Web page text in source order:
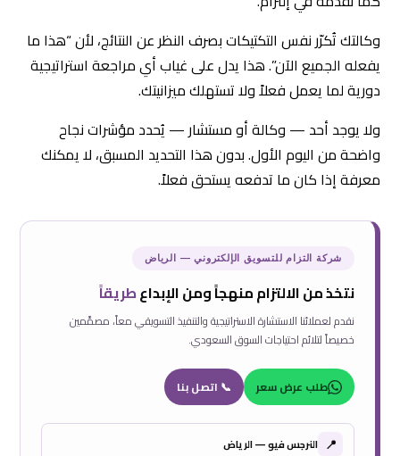
وكالتك تُكرّر نفس التكتيكات بصرف النظر عن النتائج، لأن “هذا ما
يفعله الجميع الآن”. هذا يدل على غياب أي مراجعة استراتيجية
دورية لما يعمل فعلاً ولا تستهلك ميزانيتك.
ولا يوجد أحد — وكالة أو مستشار — يُحدد مؤشرات نجاح
واضحة من اليوم الأول. بدون هذا التحديد المسبق، لا يمكنك
معرفة إذا كان ما تدفعه يستحق فعلاً.
شركة التزام للتسويق الإلكتروني — الرياض
نتخذ من الالتزام منهجاً ومن الإبداعطريقاً
نقدم لعملائنا الاستشارة الاستراتيجية والتنفيذ التسويقي معاً، مصمَّمين
خصيصاً لتلائم احتياجات السوق السعودي.
طلب عرض سعر 📞 اتصل بنا
📍 النرجس فيو — الرياض